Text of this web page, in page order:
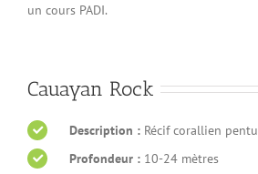
un cours PADI.
Cauayan Rock
Description : Récif corallien pentu
Profondeur : 10-24 mètres